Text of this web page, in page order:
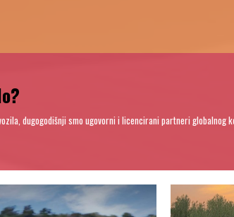
dugogodišnji smo ugovorni i licencirani partneri globalnog